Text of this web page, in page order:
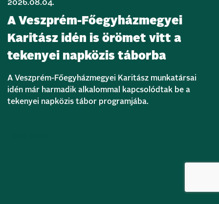
2026.08.04.
A Veszprém-Főegyházmegyei
Karitász idén is örömet vitt a
tekenyei napközis táborba
A Veszprém-Főegyházmegyei Karitász munkatársai
idén már harmadik alkalommal kapcsolódtak be a
tekenyei napközis tábor programjába.